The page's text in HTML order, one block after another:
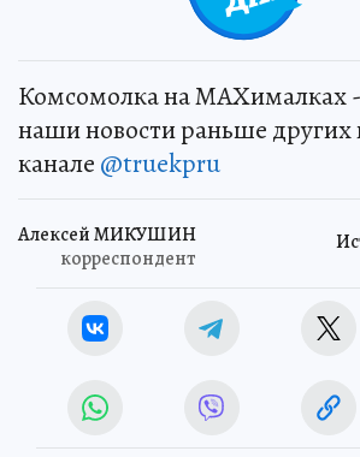
Комсомолка на MAXималках
наши новости раньше других
канале @truekpru
Алексей МИКУШИН
корреспондент